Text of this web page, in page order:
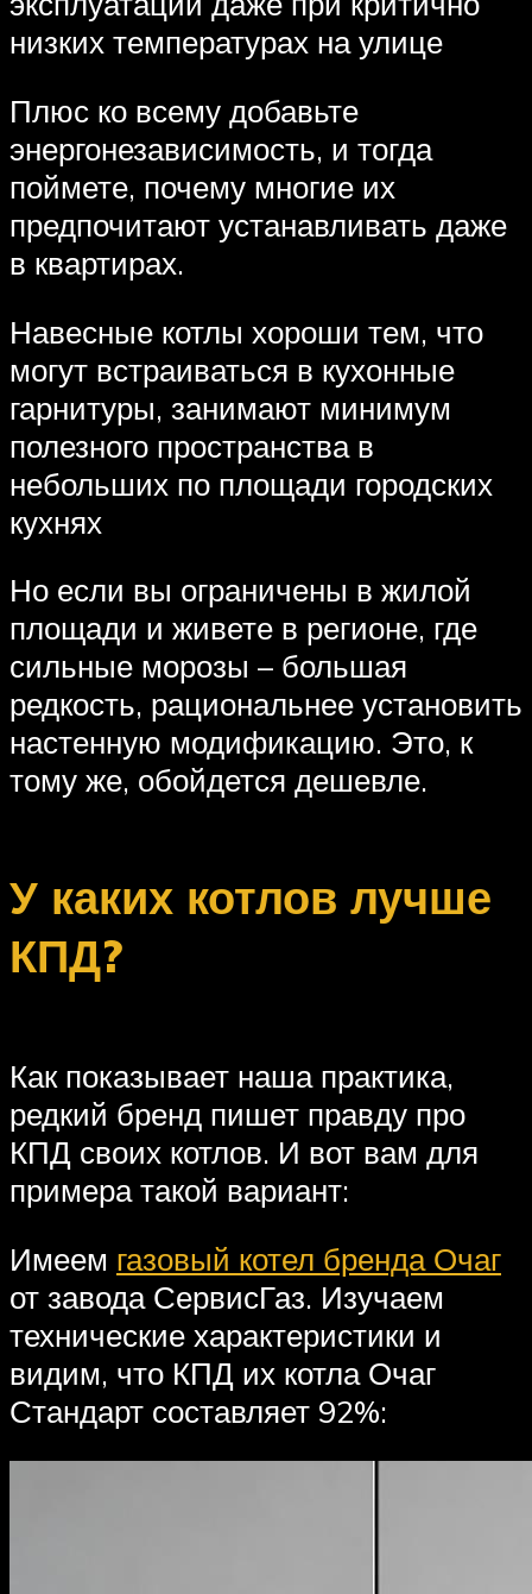
низких температурах на улице
Плюс ко всему добавьте
энергонезависимость, и тогда
поймете, почему многие их
предпочитают устанавливать даже
в квартирах.
Навесные котлы хороши тем, что
могут встраиваться в кухонные
гарнитуры, занимают минимум
полезного пространства в
небольших по площади городских
кухнях
Но если вы ограничены в жилой
площади и живете в регионе, где
сильные морозы – большая
редкость, рациональнее установить
настенную модификацию. Это, к
тому же, обойдется дешевле.
У каких котлов лучше
КПД?
Как показывает наша практика,
редкий бренд пишет правду про
КПД своих котлов. И вот вам для
примера такой вариант:
Имеем газовый котел бренда Очаг
от завода СервисГаз. Изучаем
технические характеристики и
видим, что КПД их котла Очаг
Стандарт составляет 92%: